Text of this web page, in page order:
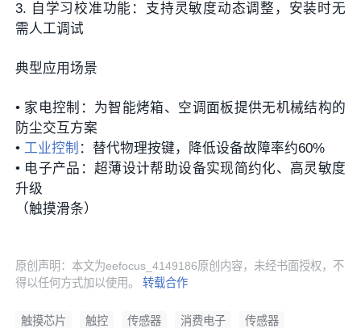
3. 自学习校准功能：支持灵敏度动态调整，安装时无
需人工调试
典型应用场景
• 家电控制：为智能烤箱、空调面板提供无机械结构的
防尘交互方案
•工业控制 ：替代物理按键，降低设备故障率约60%
• 电子产品：超薄设计帮助设备实现简约化、高灵敏度
升级
（触摸滑条）
原创声明：本文为eefocus_4149186原创内容，未经书面授权，不
得以任何方式加以使用。转载合作
触摸芯片 触控 传感器 消费电子 传感器